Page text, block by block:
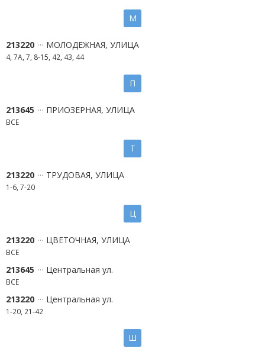
М
213220 МОЛОДЕЖНАЯ, УЛИЦА
4, 7А, 7, 8-15, 42, 43, 44
П
213645 ПРИОЗЕРНАЯ, УЛИЦА
ВСЕ
Т
213220 ТРУДОВАЯ, УЛИЦА
1-6, 7-20
Ц
213220 ЦВЕТОЧНАЯ, УЛИЦА
ВСЕ
213645 Центральная ул.
ВСЕ
213220 Центральная ул.
1-20, 21-42
Ш